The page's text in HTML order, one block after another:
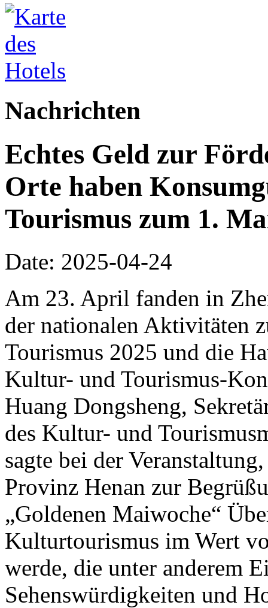
Nachrichten
Echtes Geld zur
Orte haben
Tourismus zum 1.
Date: 2025-04-24
Am 23. April fanden in
der nationalen Aktivitäten
Tourismus 2025 und die
Kultur- und Tourismus-
Huang Dongsheng,
des Kultur- und
sagte bei der
Provinz Henan zur
„Goldenen Maiwoche“
Kulturtourismus im Wert
werde, die unter anderem
Sehenswürdigkeiten und